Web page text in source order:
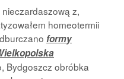
z,
homeotermii
formy
Bydgoszcz obróbka